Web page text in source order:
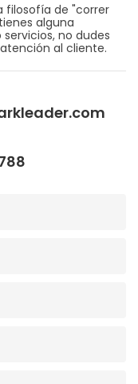
filosofía de "correr
alguna
no dudes
al cliente.